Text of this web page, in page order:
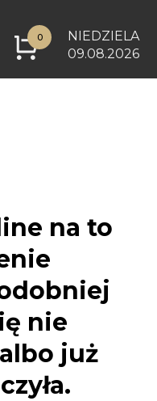
0
NIEDZIELA
09.08.2026
na to
nie
już